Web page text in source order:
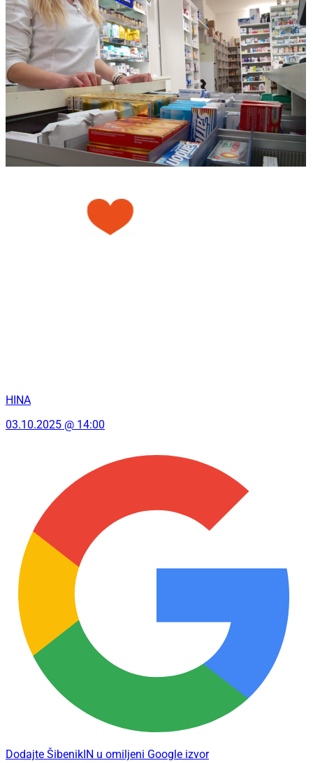
HINA
03.10.2025 @ 14:00
Dodajte ŠibenikIN u omiljeni Google izvor